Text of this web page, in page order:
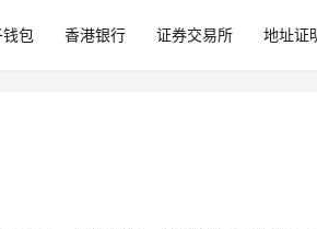
包 香港银行 证券交易所 地址证